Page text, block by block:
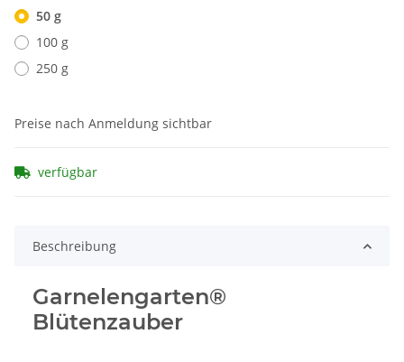
50 g
100 g
250 g
Preise nach Anmeldung sichtbar
verfügbar
Beschreibung
Garnelengarten®
Blütenzauber